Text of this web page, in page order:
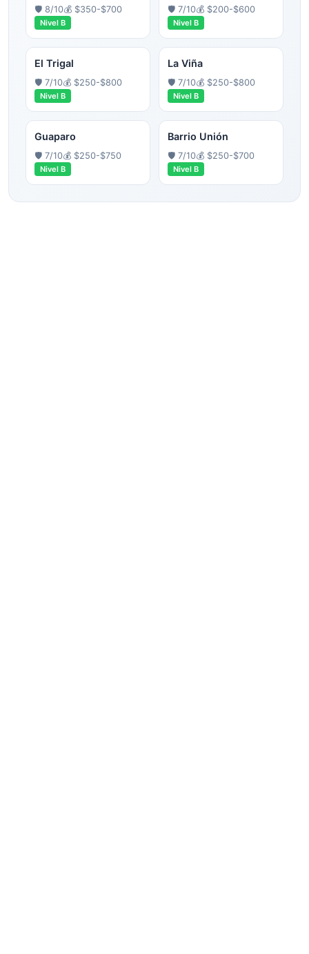
🛡️ 8/10💰 $350-$700
Nivel B
🛡️ 7/10💰 $200-$600
Nivel B
El Trigal
🛡️ 7/10💰 $250-$800
Nivel B
La Viña
🛡️ 7/10💰 $250-$800
Nivel B
Guaparo
🛡️ 7/10💰 $250-$750
Nivel B
Barrio Unión
🛡️ 7/10💰 $250-$700
Nivel B